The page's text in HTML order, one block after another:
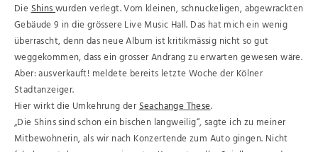
DieShinswurden verlegt. Vom kleinen, schnuckeligen, abgewrackten
Gebäude 9 in die grössere Live Music Hall. Das hat mich ein wenig
überrascht, denn das neue Album ist kritikmässig nicht so gut
weggekommen, dass ein grosser Andrang zu erwarten gewesen wäre.
Aber: ausverkauft! meldete bereits letzte Woche der Kölner
Stadtanzeiger.
Hier wirkt die Umkehrung derSeachange These.
„Die Shins sind schon ein bischen langweilig“, sagte ich zu meiner
Mitbewohnerin, als wir nach Konzertende zum Auto gingen. Nicht